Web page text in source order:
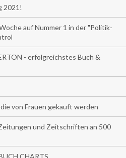
2021!
auf Nummer 1 in der "Politik-
- erfolgreichstes Buch &
von Frauen gekauft werden
und Zeitschriften an 500
CHARTS